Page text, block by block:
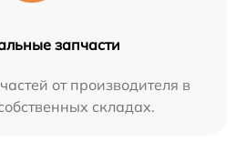
запчасти
от производителя в
складах.